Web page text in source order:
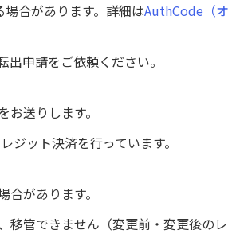
合があります。詳細はAuthCode（
申請をご依頼ください。
送りします。
ット決済を行っています。
があります。
移管できません（変更前・変更後の